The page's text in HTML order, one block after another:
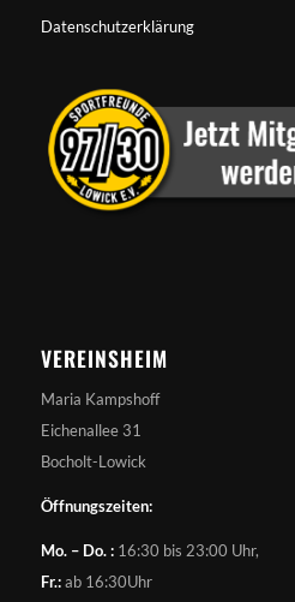
Datenschutzerklärung
VEREINSHEIM
Maria Kampshoff
Eichenallee 31
Bocholt-Lowick
Öffnungszeiten:
Mo. – Do. :16:30 bis 23:00 Uhr,
Fr.:ab 16:30Uhr